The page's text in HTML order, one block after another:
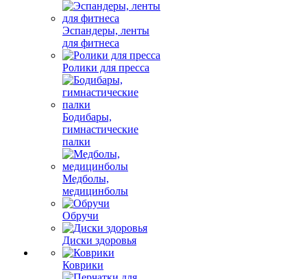
Эспандеры, ленты
для фитнеса
Ролики для пресса
Бодибары,
гимнастические
палки
Медболы,
медицинболы
Обручи
Диски здоровья
Коврики